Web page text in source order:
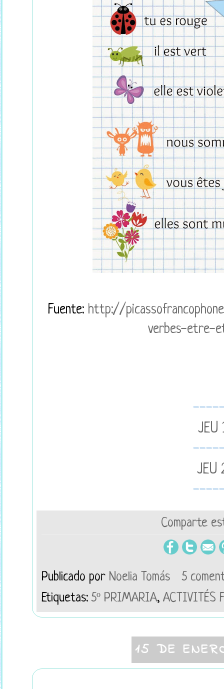
Fuente: http://
verbes-etre-
JEU
JEU
Comparte
Publicado por Noelia Tomás
5
Etiquetas:5º PRIMARIA, ACTIVITÉS
15 DE